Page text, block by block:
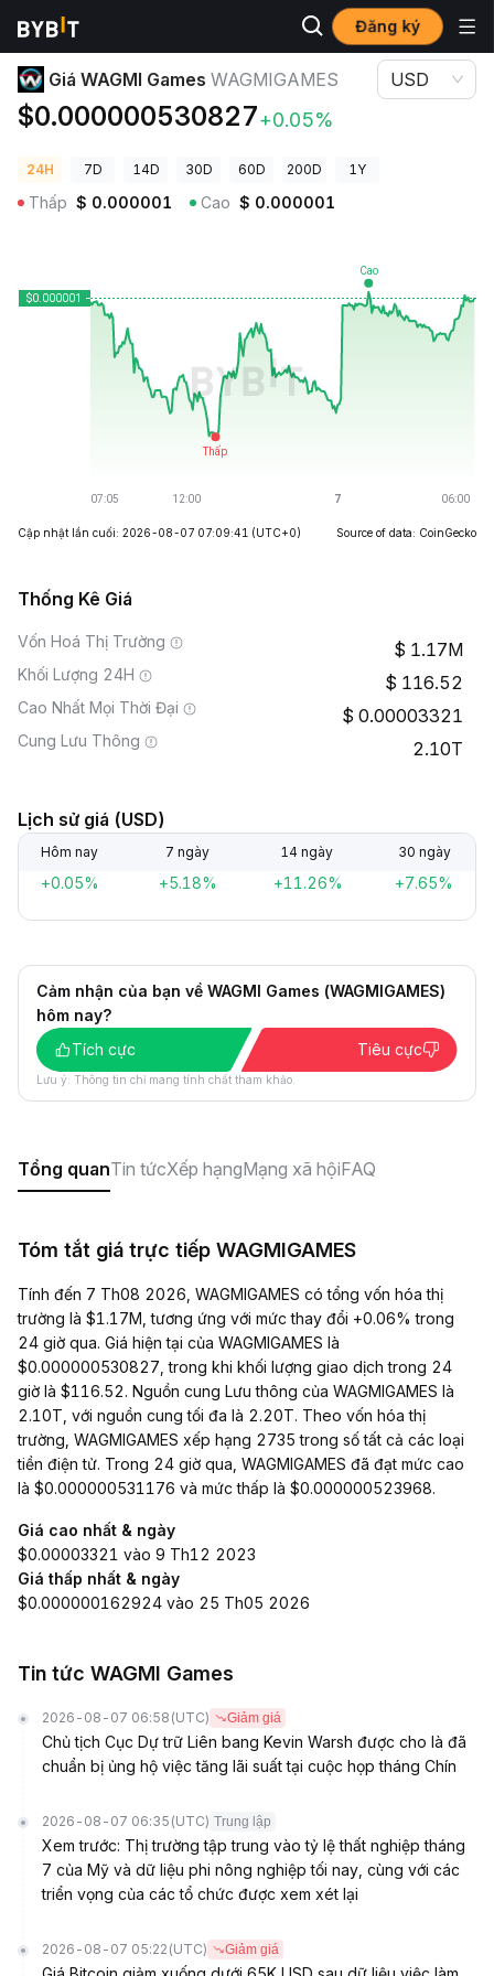
Đăng ký
Giá Tiền Điện Tử Giá WAGMI Games WAGMIGAMES
Giá WAGMI Games WAGMIGAMES
$0.000000530827+0.05%
USD
24H 7D 14D 30D 60D 200D 1Y
Thấp $ 0.000001 Cao $ 0.000001
Cập nhật lần cuối: 2026-08-07 07:09:41 (UTC+0) Source of data: CoinGecko
Thống Kê Giá
Vốn Hoá Thị Trường 1.17M
Khối Lượng 24H 116.52
Cao Nhất Mọi Thời Đại 0.00003321
Cung Lưu Thông 2.10T
Lịch sử giá (USD)
Hôm nay 7 ngày 14 ngày 30 ngày
+0.05% +5.18% +11.26% +7.65%
Cảm nhận của bạn về WAGMI Games (WAGMIGAMES)
hôm nay?
Tích cực
Tiêu cực
Lưu ý: Thông tin chỉ mang tính chất tham khảo.
Tổng quanTin tứcXếp hạngMạng xã hộiFAQ
Tóm tắt giá trực tiếp WAGMIGAMES
Tính đến 7 Th08 2026, WAGMIGAMES có tổng vốn hóa thị
trường là $1.17M, tương ứng với mức thay đổi +0.06% trong
24 giờ qua. Giá hiện tại của WAGMIGAMES là
$0.000000530827, trong khi khối lượng giao dịch trong 24
giờ là $116.52. Nguồn cung Lưu thông của WAGMIGAMES là
2.10T, với nguồn cung tối đa là 2.20T. Theo vốn hóa thị
trường, WAGMIGAMES xếp hạng 2735 trong số tất cả các loại
tiền điện tử. Trong 24 giờ qua, WAGMIGAMES đã đạt mức cao
là $0.000000531176 và mức thấp là $0.000000523968.
Giá cao nhất & ngày
$0.00003321 vào 9 Th12 2023
Giá thấp nhất & ngày
$0.000000162924 vào 25 Th05 2026
Tin tức WAGMI Games
2026-08-07 06:58 (UTC) Giảm giá
Chủ tịch Cục Dự trữ Liên bang Kevin Warsh được cho là đã
chuẩn bị ủng hộ việc tăng lãi suất tại cuộc họp tháng Chín
2026-08-07 06:35 (UTC) Trung lập
Xem trước: Thị trường tập trung vào tỷ lệ thất nghiệp tháng
7 của Mỹ và dữ liệu phi nông nghiệp tối nay, cùng với các
triển vọng của các tổ chức được xem xét lại
2026-08-07 05:22 (UTC) Giảm giá